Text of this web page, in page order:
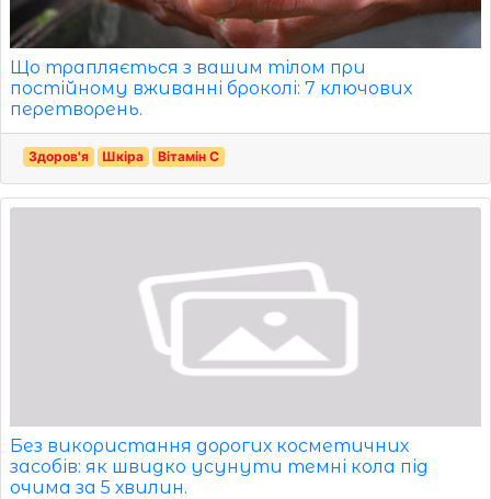
Що трапляється з вашим тілом при
постійному вживанні броколі: 7 ключових
перетворень.
Здоров'я Шкіра Вітамін С
Без використання дорогих косметичних
засобів: як швидко усунути темні кола під
очима за 5 хвилин.